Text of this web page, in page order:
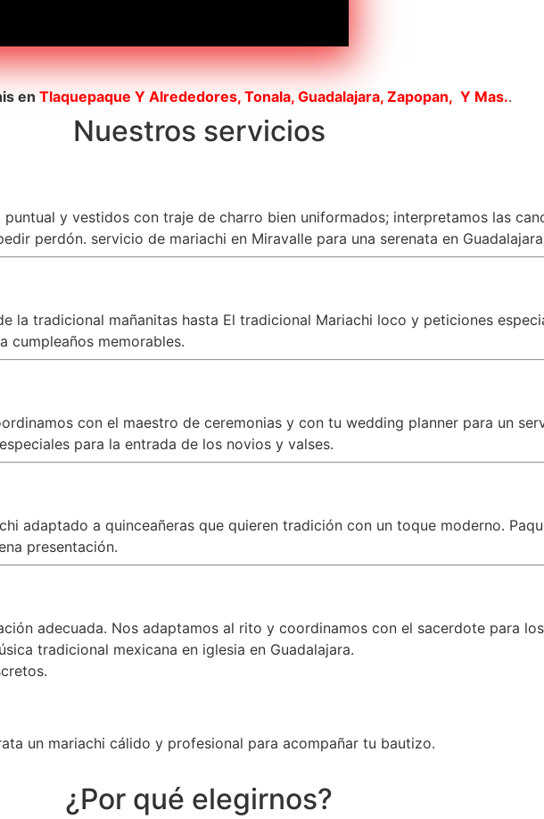
en Tlaquepaque Y Alrededores, Tonala, Guadalajara, Zapopan, Y Mas..
Nuestros servicios
y vestidos con traje de charro bien uniformados; interpretamos las
perdón. servicio de mariachi en Miravalle para una serenata en
la tradicional mañanitas hasta El tradicional Mariachi loco y peticiones
cumpleaños memorables.
con el maestro de ceremonias y con tu wedding planner para un
para la entrada de los novios y valses.
adaptado a quinceañeras que quieren tradición con un toque moderno.
presentación.
adecuada. Nos adaptamos al rito y coordinamos con el sacerdote para
tradicional mexicana en iglesia en Guadalajara.
un mariachi cálido y profesional para acompañar tu bautizo.
¿Por qué elegirnos?